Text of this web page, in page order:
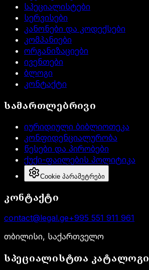
სპეციალისტები
სერვისები
კანონები და კოდექსები
კომპანიები
ორგანიზაციები
ივენთები
ბლოგი
კონტაქტი
სამართლებრივი
იურიდიული ბიბლიოთეკა
კონფიდენციალურობა
წესები და პირობები
ქუქი-ფაილების პოლიტიკა
Cookie პარამეტრები
კონტაქტი
contact@legal.ge+995 551 911 961
თბილისი, საქართველო
სპეციალისტთა კატალოგი